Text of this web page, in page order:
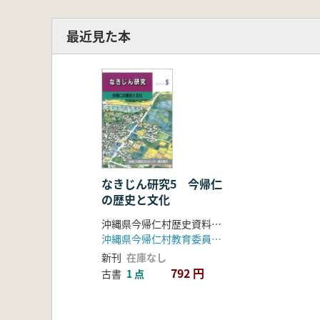
最近見た本
なきじん研究5 今帰仁
の歴史と文化
沖縄県今帰仁村歴史資料館準備室編
沖縄県今帰仁村教育委員会歴史資料館準備室
新刊 在庫なし
古書 1 点 792 円